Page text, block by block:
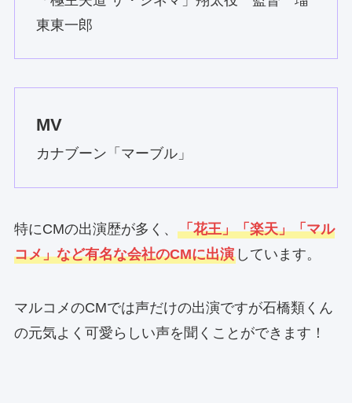
東東一郎
MV
カナブーン「マーブル」
特にCMの出演歴が多く、 「花王」「楽天」「マル
コメ」など有名な会社のCMに出演しています。
マルコメのCMでは声だけの出演ですが石橋類くん
の元気よく可愛らしい声を聞くことができます！